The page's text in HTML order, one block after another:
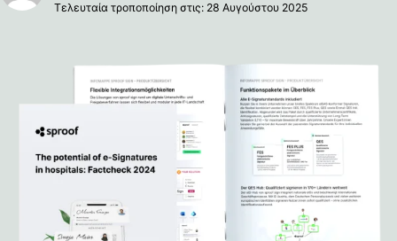
Τελευταία τροποποίηση στις: 28 Αυγούστου 2025